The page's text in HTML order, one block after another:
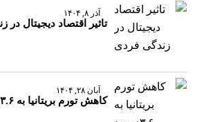
آذر ۸, ۱۴۰۴
تاثیر اقتصاد دیجیتال در
آبان ۲۸, ۱۴۰۴
کاهش تورم بریتانیا به ۳.۶درصد